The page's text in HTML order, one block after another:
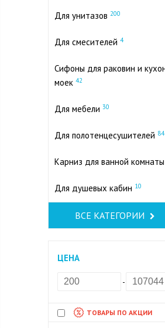
Для унитазов 200
Для смесителей 4
Сифоны для раковин и
моек 42
Для мебели 30
Для полотенцесушителей 84
Карниз для ванной комнаты
Для душевых кабин 10
ВСЕ КАТЕГОРИИ
ЦЕНА
-
ТОВАРЫ ПО АКЦИИ